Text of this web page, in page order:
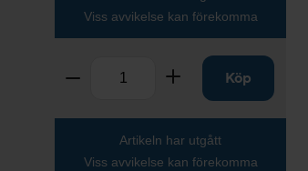
Viss avvikelse kan förekomma
Ta bort Lägg tillKöp
Artikeln har utgått
Viss avvikelse kan förekomma